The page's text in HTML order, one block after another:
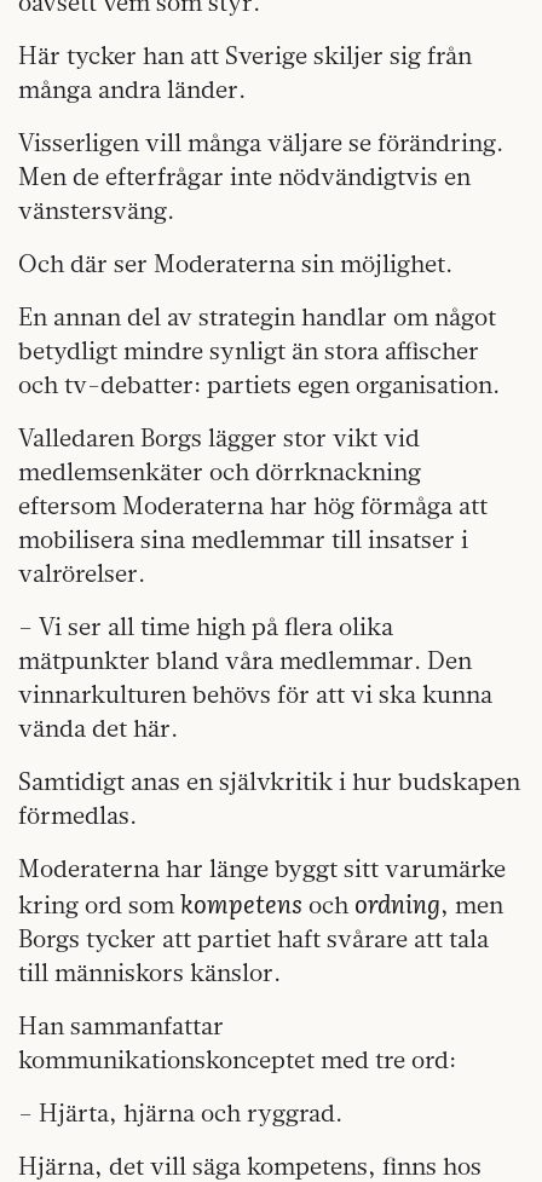
Här tycker han att Sverige skiljer sig från
många andra länder.
Visserligen vill många väljare se förändring.
Men de efterfrågar inte nödvändigtvis en
vänstersväng.
Och där ser Moderaterna sin möjlighet.
En annan del av strategin handlar om något
betydligt mindre synligt än stora affischer
och tv-debatter: partiets egen organisation.
Valledaren Borgs lägger stor vikt vid
medlemsenkäter och dörrknackning
eftersom Moderaterna har hög förmåga att
mobilisera sina medlemmar till insatser i
valrörelser.
– Vi ser all time high på flera olika
mätpunkter bland våra medlemmar. Den
vinnarkulturen behövs för att vi ska kunna
vända det här.
Samtidigt anas en självkritik i hur budskapen
förmedlas.
Moderaterna har länge byggt sitt varumärke
kring ord som kompetens och ordning, men
Borgs tycker att partiet haft svårare att tala
till människors känslor.
Han sammanfattar
kommunikationskonceptet med tre ord:
– Hjärta, hjärna och ryggrad.
Hjärna, det vill säga kompetens, finns hos